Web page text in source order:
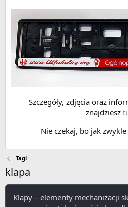
Szczegóły, zdjęcia oraz
znajdziesz
Nie czekaj, bo jak
Tagi
klapa
Klapy – elementy mechanizacji